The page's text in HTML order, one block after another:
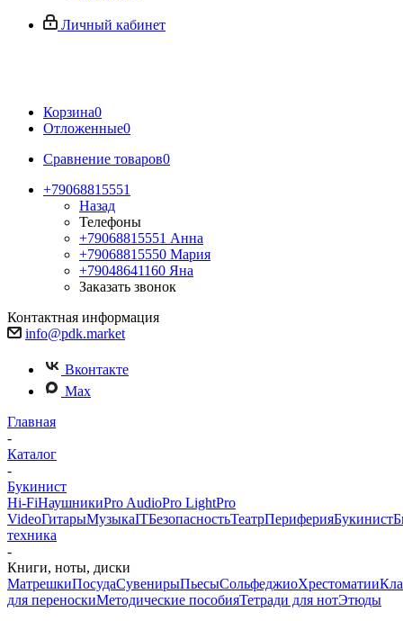
Личный кабинет
Корзина0
Отложенные0
Сравнение товаров0
+79068815551
Назад
Телефоны
+79068815551 Анна
+79068815550 Мария
+79048641160 Яна
Заказать звонок
Контактная информация
info@pdk.market
Вконтакте
Max
Главная
-
Каталог
-
Букинист
Hi-FiНаушникиPro AudioPro LightPro
VideoГитарыМузыкаITБезопасностьТеатрПериферияБукинист
техника
-
Книги, ноты, диски
МатрешкиПосудаСувенирыПьесыСольфеджиоХрестоматии
для переноскиМетодические пособияТетради для нотЭтюды